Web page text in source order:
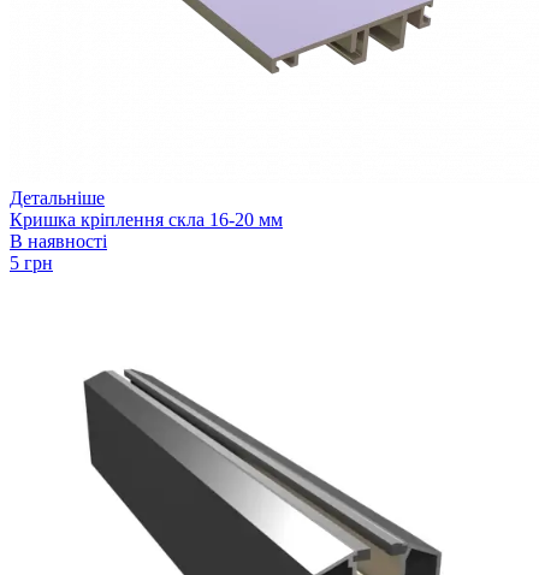
Детальніше
Кришка кріплення скла 16-20 мм
В наявності
5 грн